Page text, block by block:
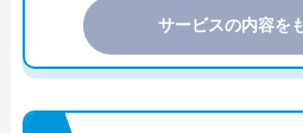
サービスの内容を